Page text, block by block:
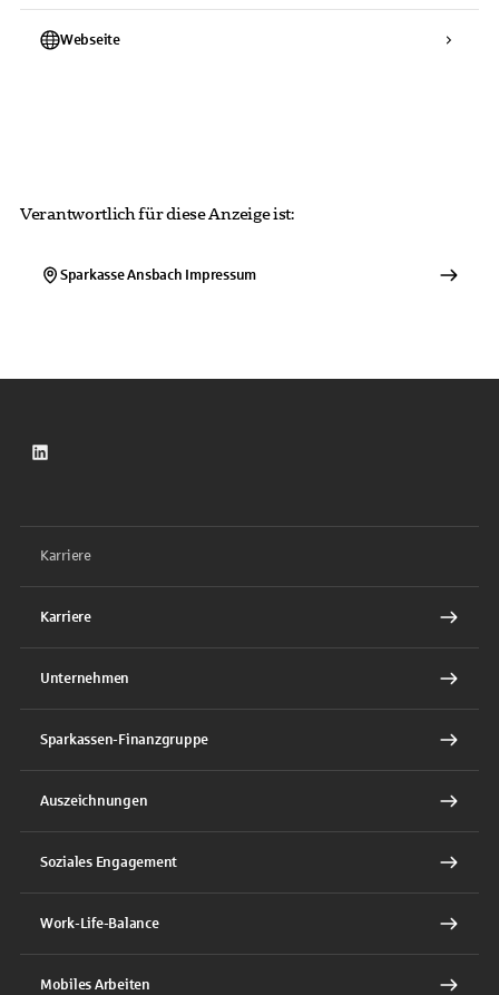
Webseite
Verantwortlich für diese Anzeige ist:
Sparkasse Ansbach Impressum
LinkedIn
Karriere
Karriere
Unternehmen
Sparkassen-Finanzgruppe
Auszeichnungen
Soziales Engagement
Work-Life-Balance
Mobiles Arbeiten